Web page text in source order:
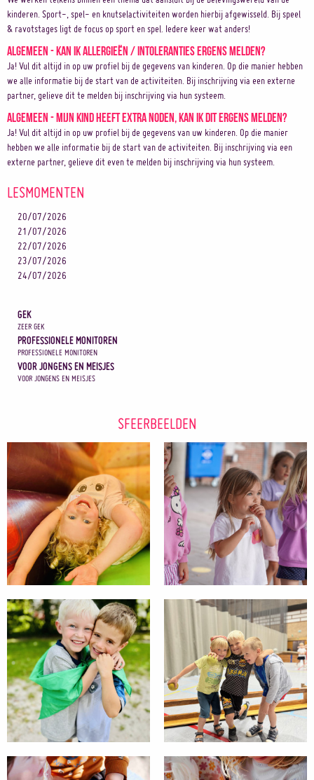
kinderen. Sport-, spel- en knutselactiviteiten worden hierbij afgewisseld. Bij speel
& ravotstages ligt de focus op sport en spel. Iedere keer wat anders!
Algemeen - Kan ik allergieën / intoleranties ergens melden?
Ja! Vul dit altijd in op uw profiel bij de gegevens van kinderen. Op die manier hebben
we alle informatie bij de start van de activiteiten. Bij inschrijving via een externe
partner, gelieve dit te melden bij inschrijving via hun systeem.
Algemeen - Mijn kind heeft extra noden, kan ik dit ergens melden?
Ja! Vul dit altijd in op uw profiel bij de gegevens van uw kinderen. Op die manier
hebben we alle informatie bij de start van de activiteiten. Bij inschrijving via een
externe partner, gelieve dit even te melden bij inschrijving via hun systeem.
LESMOMENTEN
20/07/2026
21/07/2026
22/07/2026
23/07/2026
24/07/2026
GEK
ZEER GEK
PROFESSIONELE MONITOREN
PROFESSIONELE MONITOREN
VOOR JONGENS EN MEISJES
VOOR JONGENS EN MEISJES
SFEERBEELDEN